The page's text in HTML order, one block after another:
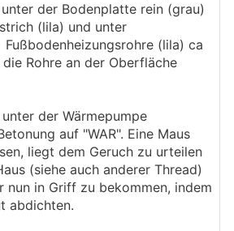
der Bodenplatte rein (grau)
(lila) und unter
Fußbodenheizungsrohre (lila) ca
Rohre an der Oberfläche
der Wärmepumpe
auf "WAR". Eine Maus
liegt dem Geruch zu urteilen
(siehe auch anderer Thread)
nun in Griff zu bekommen, indem
abdichten.